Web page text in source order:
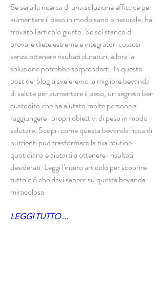
Se sei alla ricerca di una soluzione efficace per
aumentare il peso in modo sano e naturale, hai
trovato l'articolo giusto. Se sei stanco di
provare diete estreme e integratori costosi
senza ottenere risultati duraturi, allora la
soluzione potrebbe sorprenderti. In questo
post del blog ti sveleremo la migliore bevanda
di salute per aumentare il peso, un segreto ben
custodito che ha aiutato molte persone a
raggiungere i propri obiettivi di peso in modo
salutare. Scopri come questa bevanda ricca di
nutrienti può trasformare la tua routine
quotidiana e aiutarti a ottenere i risultati
desiderati. Leggi l'intero articolo per scoprire
tutto ciò che devi sapere su questa bevanda
miracolosa.
LEGGI TUTTO ...